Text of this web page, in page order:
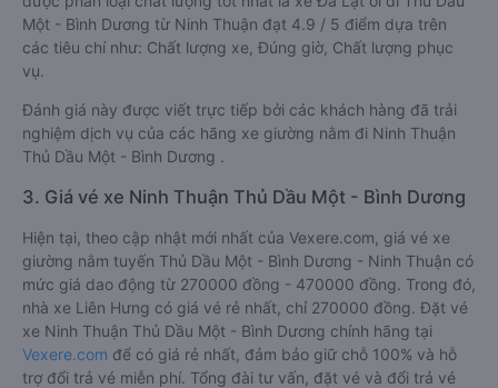
Một - Bình Dương từ Ninh Thuận đạt 4.9 / 5 điểm dựa trên
các tiêu chí như: Chất lượng xe, Đúng giờ, Chất lượng phục
vụ.
Đánh giá này được viết trực tiếp bởi các khách hàng đã trải
nghiệm dịch vụ của các hãng xe giường nằm đi Ninh Thuận
Thủ Dầu Một - Bình Dương .
3. Giá vé xe Ninh Thuận Thủ Dầu Một - Bình Dương
Hiện tại, theo cập nhật mới nhất của Vexere.com, giá vé xe
giường nằm tuyến Thủ Dầu Một - Bình Dương - Ninh Thuận có
mức giá dao động từ 270000 đồng - 470000 đồng. Trong đó,
nhà xe Liên Hưng có giá vé rẻ nhất, chỉ 270000 đồng. Đặt vé
xe Ninh Thuận Thủ Dầu Một - Bình Dương chính hãng tại
Vexere.com để có giá rẻ nhất, đảm bảo giữ chỗ 100% và hỗ
trợ đổi trả vé miễn phí. Tổng đài tư vấn, đặt vé và đổi trả vé